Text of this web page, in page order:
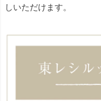
しいただけます。